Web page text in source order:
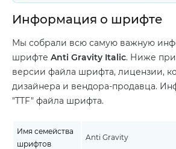
Информация о шрифте
Мы собрали всю самую важную
шрифте Anti Gravity Italic. Ниже
версии файла шрифта, лицензии,
дизайнера и вендора-продавца.
"TTF" файла шрифта.
Имя семейства
шрифтов
Anti Gravity